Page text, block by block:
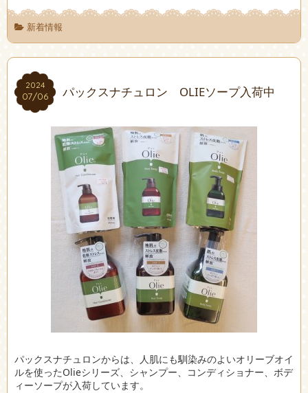
新着情報
2024
07/06
2024
07/06 パックスナチュロン OLIEソープ入荷中
パックスナチュロンからは、人肌にも馴染みのよいオリーブオイ
ルを使ったOlieシリーズ、シャンプー、コンディショナー、ボデ
ィーソープが入荷しています。